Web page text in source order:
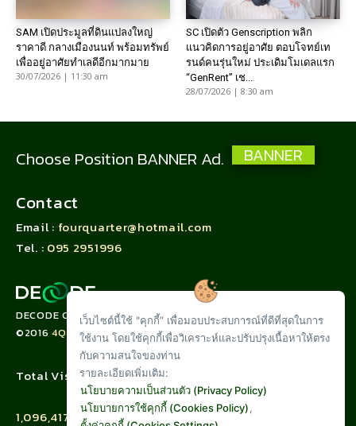
SAM เปิดประมูลที่ดินแปลงใหญ่
ราคาดี กลางเมืองนนท์ พร้อมทรัพย์
เพื่ออยู่อาศัยทำเลดีอีกมากมาย
30/07/2026 | 11:30 am
SC เปิดตัว Genscription พลิก
แนวคิดการอยู่อาศัย ตอบโจทย์เท
รนด์คนรุ่นใหม่ ประเดิมโมเดลแรก
“GenRent” เช...
28/07/2026 | 8:30 am
Choose Position BANNER Ad. BANNER
Contact
Email : fourquarter@hotmail.com
Tel. : 095 2951996
DECODE CORPORATION LIMITED
©20164QUARTER.CO
Total Visit :
1,096,417
เว็บไซต์นี้ใช้ "คุกกี้” เพื่อมอบประสบการณ์ที่ดีที่สุดในการ
ใช้งาน โดยใช้คุกกี้เพื่อวิเคราะห์และปรับปรุงเนื้อหาให้ตรง
กับความสนใจของท่าน
รายละเอียดเพิ่มเติม:
นโยบายความเป็นส่วนตัว (Privacy Policy)
นโยบายการใช้คุกกี้ (Cookies Policy),